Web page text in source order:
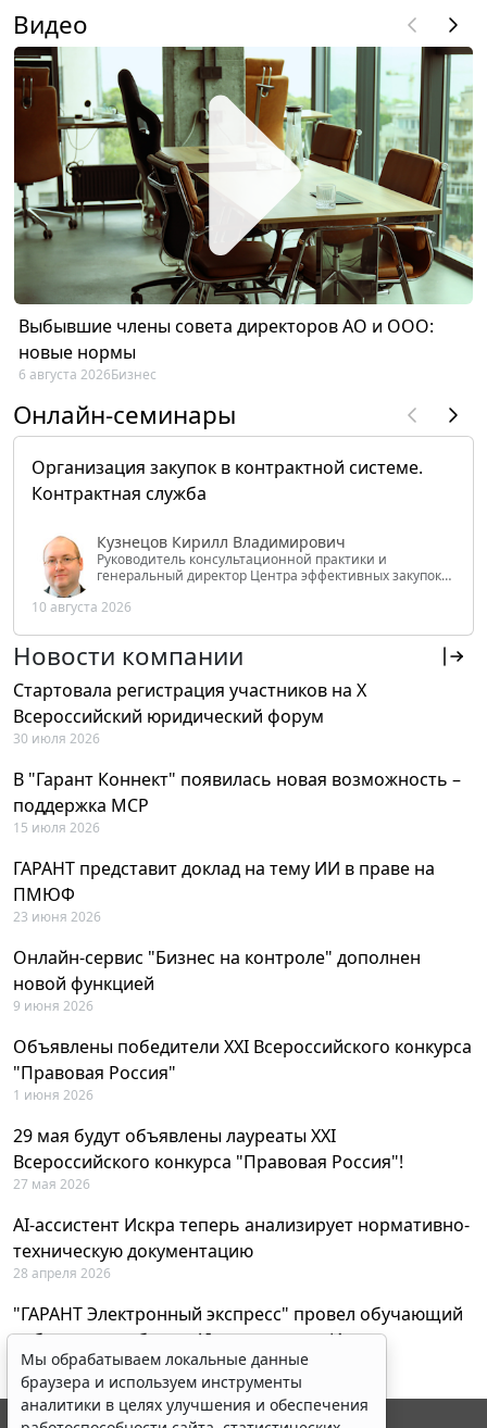
Видео
Выбывшие члены совета директоров АО и ООО:
новые нормы
6 августа 2026Бизнес
Онлайн-семинары
Организация закупок в контрактной системе.
Контрактная служба
Кузнецов Кирилл Владимирович
Руководитель консультационной практики и
генеральный директор Центра эффективных закупок
РФ
10 августа 2026
Новости компании
Стартовала регистрация участников на X
Всероссийский юридический форум
30 июля 2026
В "Гарант Коннект" появилась новая возможность –
поддержка MCP
15 июля 2026
ГАРАНТ представит доклад на тему ИИ в праве на
ПМЮФ
23 июня 2026
Онлайн-сервис "Бизнес на контроле" дополнен
новой функцией
9 июня 2026
Объявлены победители XXI Всероссийского конкурса
"Правовая Россия"
1 июня 2026
29 мая будут объявлены лауреаты XXI
Всероссийского конкурса "Правовая Россия"!
27 мая 2026
AI-ассистент Искра теперь анализирует нормативно-
техническую документацию
28 апреля 2026
"ГАРАНТ Электронный экспресс" провел обучающий
вебинар по работе с AI-ассистентом Искра
23 апреля 2026
Мы обрабатываем локальные данные
браузера и используем инструменты
аналитики в целях улучшения и обеспечения